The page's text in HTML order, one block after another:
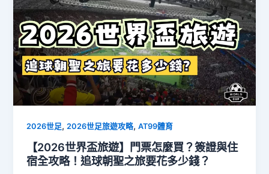
2026世足,2026世足旅遊攻略,AT99體育
【2026世界盃旅遊】門票怎麼買？簽證與住
宿全攻略！追球朝聖之旅要花多少錢？